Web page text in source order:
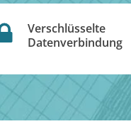
Verschlüsselte
Datenverbindung